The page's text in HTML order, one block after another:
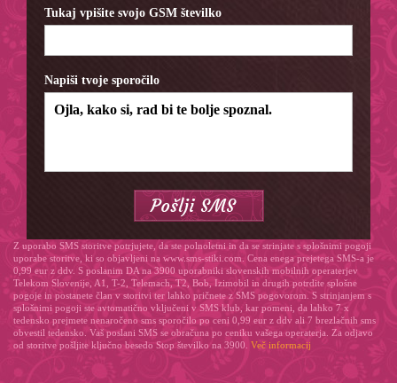
Tukaj vpišite svojo GSM številko
Napiši tvoje sporočilo
Z uporabo SMS storitve potrjujete, da ste polnoletni in da se strinjate s splošnimi pogoji
uporabe storitve, ki so objavljeni na www.sms-stiki.com. Cena enega prejetega SMS-a je
0,99 eur z ddv. S poslanim DA na 3900 uporabniki slovenskih mobilnih operaterjev
Telekom Slovenije, A1, T-2, Telemach, T2, Bob, Izimobil in drugih potrdite splošne
pogoje in postanete član v storitvi ter lahko pričnete z SMS pogovorom. S strinjanjem s
splošnimi pogoji ste avtomatično vključeni v SMS klub, kar pomeni, da lahko 7 x
tedensko prejmete nenaročeno sms sporočilo po ceni 0,99 eur z ddv ali 7 brezlačnih sms
obvestil tedensko. Vaš poslani SMS se obračuna po ceniku vašega operaterja. Za odjavo
od storitve pošljite ključno besedo Stop številko na 3900. Več informacij